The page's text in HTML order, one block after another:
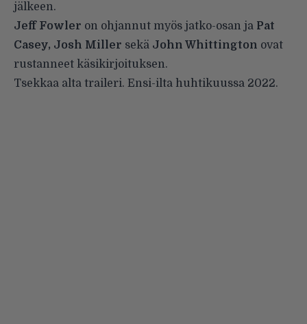
jälkeen.
Jeff Fowler on ohjannut myös jatko-osan ja Pat
Casey, Josh Miller sekä John Whittington ovat
rustanneet käsikirjoituksen.
Tsekkaa alta traileri. Ensi-ilta huhtikuussa 2022.